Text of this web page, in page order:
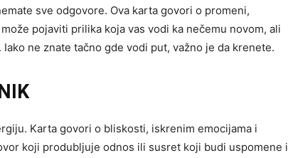
sve odgovore. Ova karta govori o promeni,
pojaviti prilika koja vas vodi ka nečemu novom, ali
ne znate tačno gde vodi put, važno je da krenete.
Karta govori o bliskosti, iskrenim emocijama i
koji produbljuje odnos ili susret koji budi uspomene i